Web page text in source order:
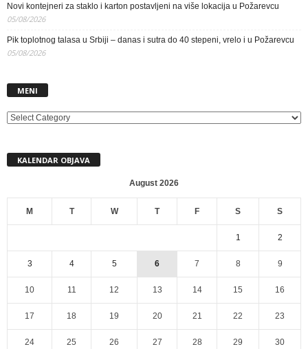
Novi kontejneri za staklo i karton postavljeni na više lokacija u Požarevcu
05/08/2026
Pik toplotnog talasa u Srbiji – danas i sutra do 40 stepeni, vrelo i u Požarevcu
05/08/2026
MENI
MENI
KALENDAR OBJAVA
August 2026
M T W T F S S
1 2
3 4 5 6 7 8 9
10 11 12 13 14 15 16
17 18 19 20 21 22 23
24 25 26 27 28 29 30